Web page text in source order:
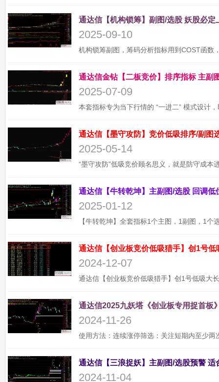
2025-09-10
2025-07-09
2025-05-14
2025-01-12
通达信【创业板竞价低吸猎手】创1号
2024-12-07
通达信2025九妖塔《创业板专用捉首板
2024-11-26
2024-11-04